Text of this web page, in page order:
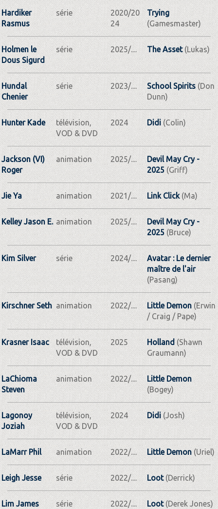
Hardiker
Rasmus
série
2020/20
24
Trying
(Gamesmaster)
Holmen le
Dous Sigurd
série 2025/.... The Asset(Lukas)
Hundal
Chenier
série 2023/.... School Spirits(Don
Dunn)
Hunter Kade
télévision,
VOD & DVD
2024 Didi(Colin)
Jackson (VI)
Roger
animation 2025/....
Devil May Cry -
2025(Griff)
Jie Ya animation 2021/.... Link Click(Ma)
Kelley Jason E. animation 2025/....
Devil May Cry -
2025(Bruce)
Kim Silver série 2024/....
Avatar : Le dernier
maître de l'air
(Pasang)
Kirschner Seth animation 2022/.... Little Demon(Erwin
/ Craig / Pape)
Krasner Isaac
télévision,
VOD & DVD
2025 Holland(Shawn
Graumann)
LaChioma
Steven
animation 2022/....
Little Demon
(Bogey)
Lagonoy
Joziah
télévision,
VOD & DVD
2024 Didi(Josh)
LaMarr Phil animation 2022/.... Little Demon(Uriel)
Leigh Jesse série 2022/.... Loot(Derrick)
Lim James
série 2022/.... Loot(Derek Jones)